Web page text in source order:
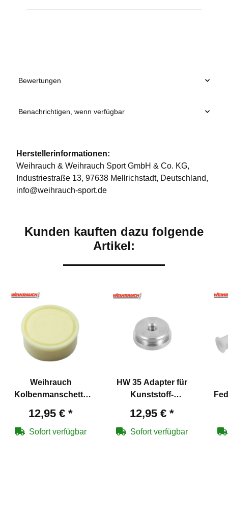
Bewertungen
Benachrichtigen, wenn verfügbar
Herstellerinformationen:
Weihrauch & Weihrauch Sport GmbH & Co. KG,
Industriestraße 13, 97638 Mellrichstadt, Deutschland,
info@weihrauch-sport.de
Kunden kauften dazu folgende
Artikel:
Weihrauch
Kolbenmanschette
Weihrauch
Artikelnummer 9069
12,95 € *
Sofort verfügbar
HW 35 Adapter für
Kunststoff-
Weihrauch
Artikelnummer 8622
12,95 € *
Sofort verfügbar